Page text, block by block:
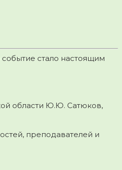
стало настоящим
области Ю.Ю. Сатюков,
преподавателей и